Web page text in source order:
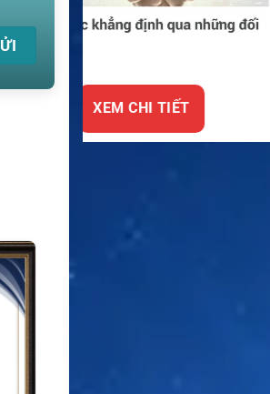
XEM CHI TIẾT